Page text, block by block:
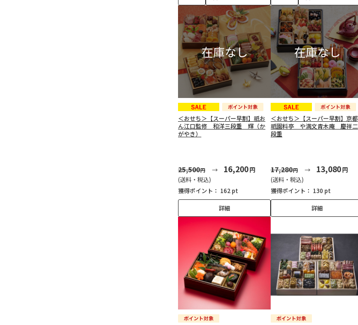
＜おせち＞【スーパー早割】祇お
ん江口監修 和洋三段重 輝（か
がやき）
25,500円 16,200円
(送料・税込)
獲得ポイント： 162 pt
詳細
＜おせち＞【スーパー早割】京都
祇園料亭 や満文青木庵 慶祥二
段重
17,280円 13,080円
(送料・税込)
獲得ポイント： 130 pt
詳細